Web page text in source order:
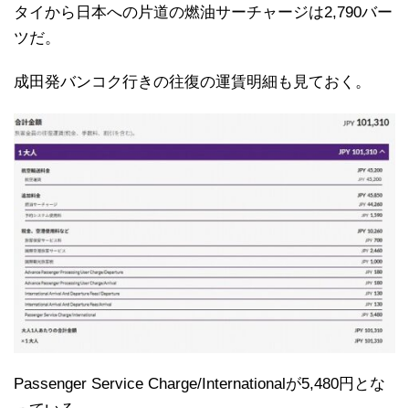
タイから日本への片道の燃油サーチャージは2,790バー
ツだ。
成田発バンコク行きの往復の運賃明細も見ておく。
Passenger Service Charge/Internationalが5,480円とな